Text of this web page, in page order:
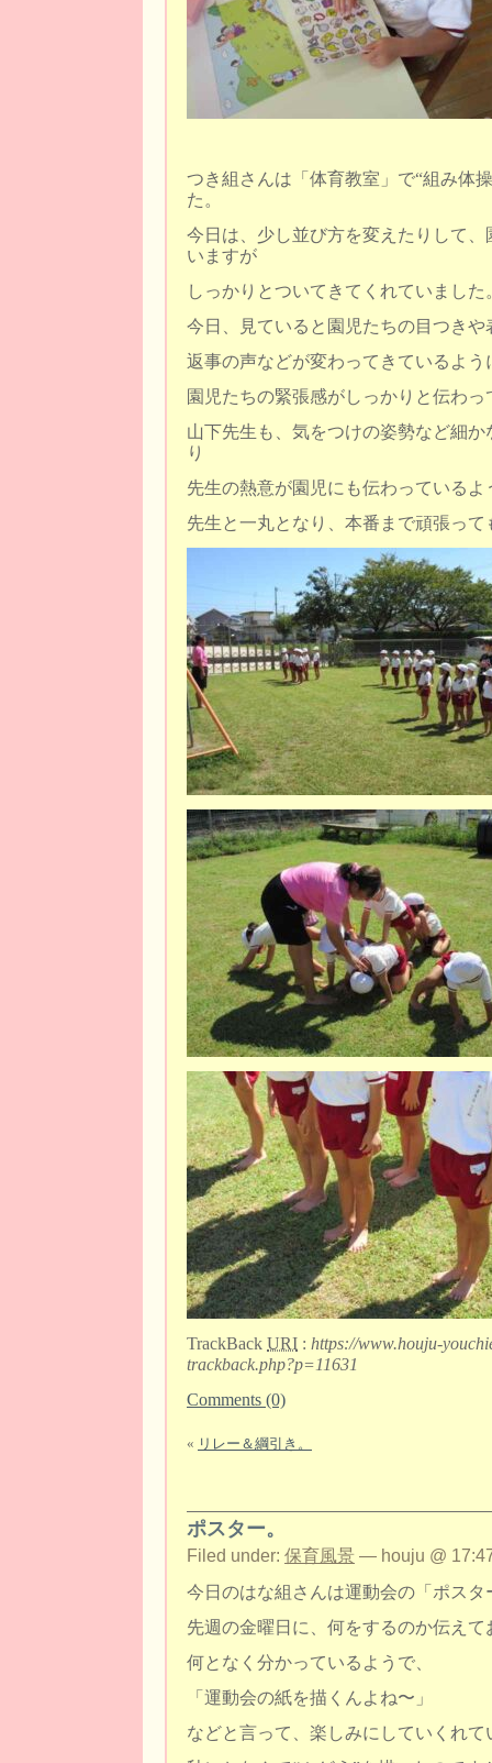
つき組さんは「体育教室」で“組み体
た。
今日は、少し並び方を変えたりして
いますが
しっかりとついてきてくれていました
今日、見ていると園児たちの目つきや
返事の声などが変わってきているよう
園児たちの緊張感がしっかりと伝わっ
山下先生も、気をつけの姿勢など細
り
先生の熱意が園児にも伝わっているよ
先生と一丸となり、本番まで頑張っ
TrackBack URI : https://www.houju-
trackback.php?p=11631
Comments (0)
« リレー＆綱引き。
ポスター。
Filed under: 保育風景 — houju @
今日のはな組さんは運動会の「ポス
先週の金曜日に、何をするのか伝えて
何となく分かっているようで、
「運動会の紙を描くんよね〜」
などと言って、楽しみにしていくれて